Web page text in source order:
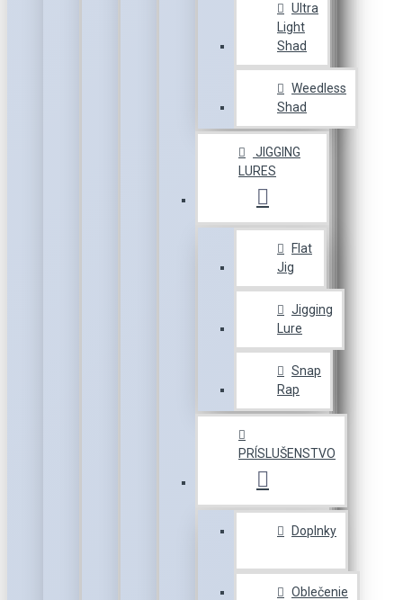
Ultra
Light
Shad
Weedless
Shad
JIGGING
LURES
Flat
Jig
Jigging
Lure
Snap
Rap
PRÍSLUŠENSTVO
Doplnky
Oblečenie